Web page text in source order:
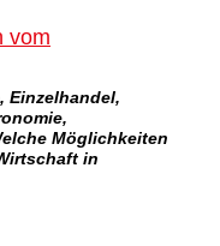
vom
Einzelhandel,
Möglichkeiten
in